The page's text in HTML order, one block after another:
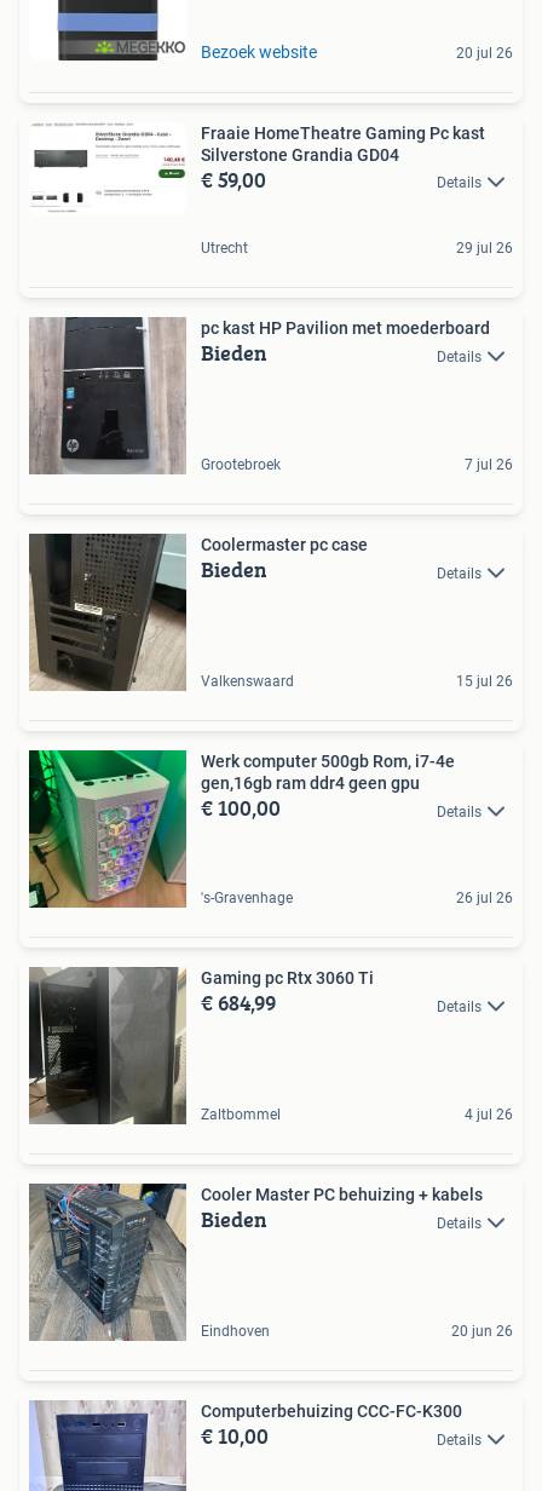
Bezoek website 20 jul 26
Fraaie HomeTheatre Gaming Pc kast
Silverstone Grandia GD04
€ 59,00 Details
Utrecht 29 jul 26
pc kast HP Pavilion met moederboard
Bieden Details
Grootebroek 7 jul 26
Coolermaster pc case
Bieden Details
Valkenswaard 15 jul 26
Werk computer 500gb Rom, i7-4e
gen,16gb ram ddr4 geen gpu
€ 100,00 Details
's-Gravenhage 26 jul 26
Gaming pc Rtx 3060 Ti
€ 684,99 Details
Zaltbommel 4 jul 26
Cooler Master PC behuizing + kabels
Bieden Details
Eindhoven 20 jun 26
Computerbehuizing CCC-FC-K300
€ 10,00 Details